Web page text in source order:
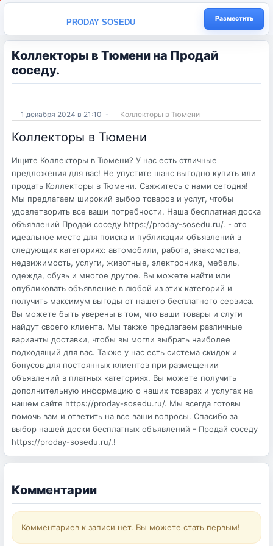
PRODAY SOSEDU Разместить
Коллекторы в Тюмени на Продай
соседу.
1 декабря 2024 в 21:10 - Коллекторы в Тюмени
Коллекторы в Тюмени
Ищите Коллекторы в Тюмени? У нас есть отличные
предложения для вас! Не упустите шанс выгодно купить или
продать Коллекторы в Тюмени. Свяжитесь с нами сегодня!
Мы предлагаем широкий выбор товаров и услуг, чтобы
удовлетворить все ваши потребности. Наша бесплатная доска
объявлений Продай соседу https://proday-sosedu.ru/. - это
идеальное место для поиска и публикации объявлений в
следующих категориях: автомобили, работа, знакомства,
недвижимость, услуги, животные, электроника, мебель,
одежда, обувь и многое другое. Вы можете найти или
опубликовать объявление в любой из этих категорий и
получить максимум выгоды от нашего бесплатного сервиса.
Вы можете быть уверены в том, что ваши товары и слуги
найдут своего клиента. Мы также предлагаем различные
варианты доставки, чтобы вы могли выбрать наиболее
подходящий для вас. Также у нас есть система скидок и
бонусов для постоянных клиентов при размещении
объявлений в платных категориях. Вы можете получить
дополнительную информацию о наших товарах и услугах на
нашем сайте https://proday-sosedu.ru/. Мы всегда готовы
помочь вам и ответить на все ваши вопросы. Спасибо за
выбор нашей доски бесплатных объявлений - Продай соседу
https://proday-sosedu.ru/.!
Комментарии
Комментариев к записи нет. Вы можете стать первым!